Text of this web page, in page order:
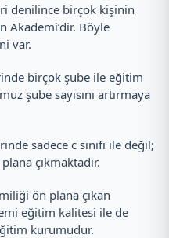
denilince birçok kişinin
Akademi’dir. Böyle
var.
birçok şube ile eğitim
şube sayısını artırmaya
sadece c sınıfı ile değil;
çıkmaktadır.
ön plana çıkan
eğitim kalitesi ile de
kurumudur.